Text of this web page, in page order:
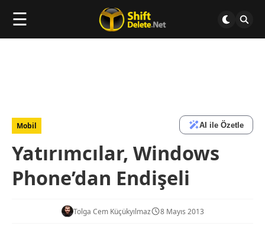
☰
Mobil AI ile Özetle
Yatırımcılar, Windows
Phone’dan Endişeli
Tolga Cem Küçükyılmaz 8 Mayıs 2013